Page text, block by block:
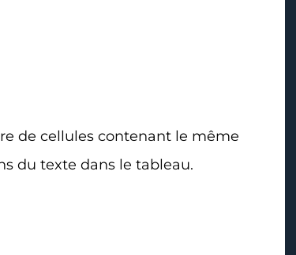
de cellules contenant le même
du texte dans le tableau.